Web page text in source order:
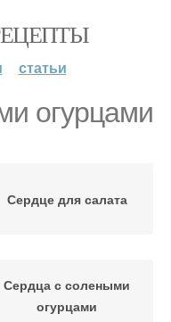
статьи
огурцами
Сердце для салата
Сердца с солеными
огурцами